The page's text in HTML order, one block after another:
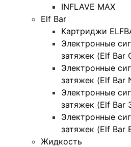
INFLAVE MAX
Elf Bar
Картриджи
Электронные
затяжек (Elf Bar
Электронные
затяжек (Elf Bar
Электронные
затяжек (Elf Bar
Электронные
затяжек (Elf Bar
Жидкость